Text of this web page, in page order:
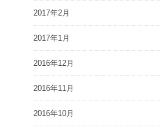
2017年2月
2017年1月
2016年12月
2016年11月
2016年10月